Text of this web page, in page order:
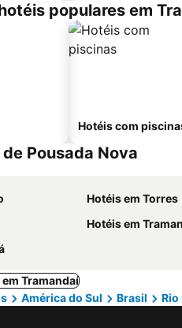
populares em
Hotéis com
Pousada Nova
Hotéis em Torres
Hotéis em
Tramandaí
América do Sul Brasil Rio